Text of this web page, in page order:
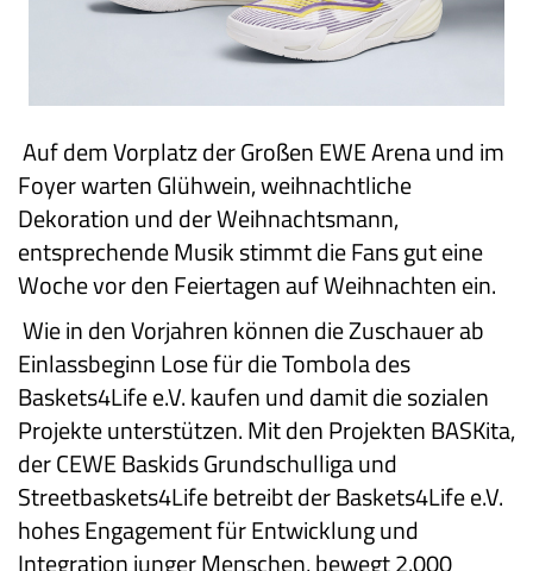
Auf dem Vorplatz der Großen EWE Arena und im
Foyer warten Glühwein, weihnachtliche
Dekoration und der Weihnachtsmann,
entsprechende Musik stimmt die Fans gut eine
Woche vor den Feiertagen auf Weihnachten ein.
Wie in den Vorjahren können die Zuschauer ab
Einlassbeginn Lose für die Tombola des
Baskets4Life e.V. kaufen und damit die sozialen
Projekte unterstützen. Mit den Projekten BASKita,
der CEWE Baskids Grundschulliga und
Streetbaskets4Life betreibt der Baskets4Life e.V.
hohes Engagement für Entwicklung und
Integration junger Menschen, bewegt 2.000